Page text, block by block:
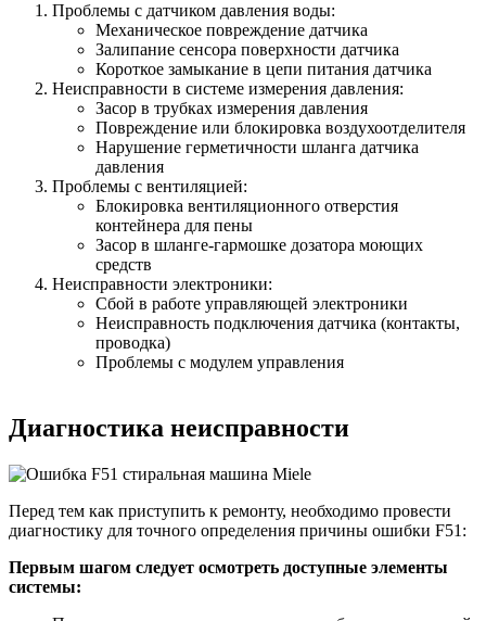
Проблемы с датчиком давления воды:
Механическое повреждение датчика
Залипание сенсора поверхности датчика
Короткое замыкание в цепи питания датчика
Неисправности в системе измерения давления:
Засор в трубках измерения давления
Повреждение или блокировка воздухоотделителя
Нарушение герметичности шланга датчика
давления
Проблемы с вентиляцией:
Блокировка вентиляционного отверстия
контейнера для пены
Засор в шланге-гармошке дозатора моющих
средств
Неисправности электроники:
Сбой в работе управляющей электроники
Неисправность подключения датчика (контакты,
проводка)
Проблемы с модулем управления
Диагностика неисправности
Перед тем как приступить к ремонту, необходимо провести
диагностику для точного определения причины ошибки F51:
Первым шагом следует осмотреть доступные элементы
системы: